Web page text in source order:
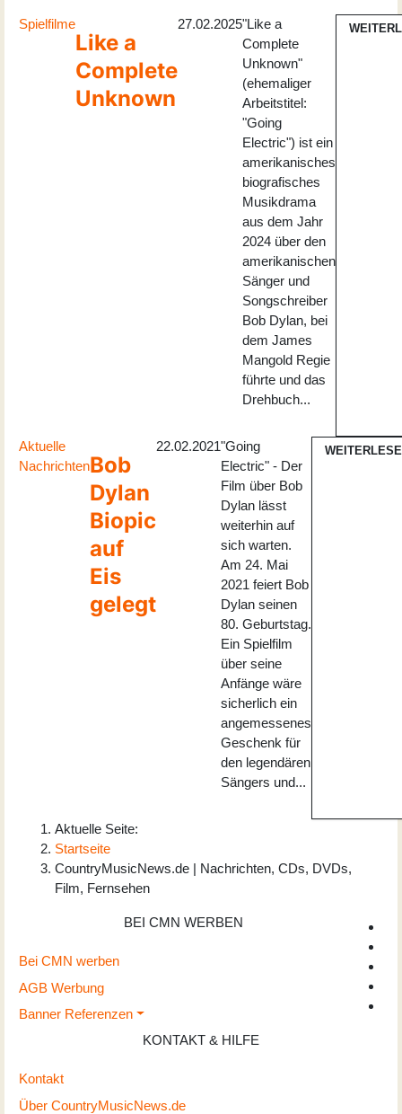
Spielfilme
Like a
Complete
Unknown
27.02.2025"Like a
Complete
Unknown"
(ehemaliger
Arbeitstitel:
"Going
Electric") ist ein
amerikanisches
biografisches
Musikdrama
aus dem Jahr
2024 über den
amerikanischen
Sänger und
Songschreiber
Bob Dylan, bei
dem James
Mangold Regie
führte und das
Drehbuch...
Aktuelle
NachrichtenBob
Dylan
Biopic
auf
Eis
gelegt
22.02.2021"Going
Electric" - Der
Film über Bob
Dylan lässt
weiterhin auf
sich warten.
Am 24. Mai
2021 feiert Bob
Dylan seinen
80. Geburtstag.
Ein Spielfilm
über seine
Anfänge wäre
sicherlich ein
angemessenes
Geschenk für
den legendären
Sängers und...
Aktuelle Seite:
Startseite
CountryMusicNews.de | Nachrichten, CDs, DVDs,
Film, Fernsehen
BEI CMN WERBEN
Bei CMN werben
AGB Werbung
Banner Referenzen
KONTAKT & HILFE
Kontakt
Über CountryMusicNews.de